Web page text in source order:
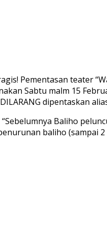
Pementasan teater
Sabtu malm 15
dipentaskan
Baliho
baliho (sampai